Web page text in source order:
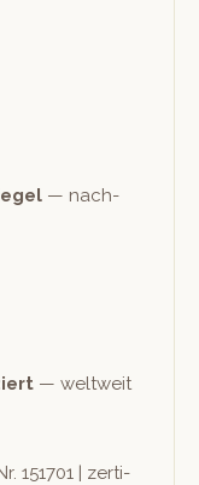
— nach­
— weltweit
151701 | zer­ti­